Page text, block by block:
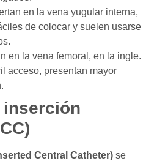
en la vena yugular interna,
de colocar y suelen usarse
en la vena femoral, en la ingle.
acceso, presentan mayor
inserción
Central Catheter)se